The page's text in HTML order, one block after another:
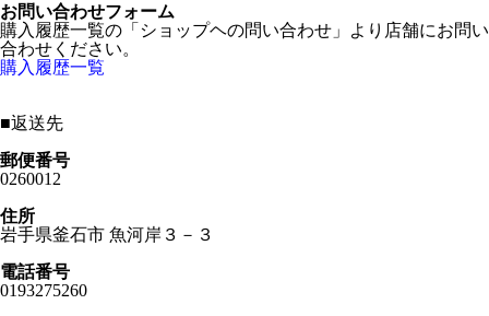
お問い合わせフォーム
購入履歴一覧の「ショップヘの問い合わせ」より店舗にお問い
合わせください。
購入履歴一覧
■返送先
郵便番号
0260012
住所
岩手県釜石市 魚河岸３－３
電話番号
0193275260